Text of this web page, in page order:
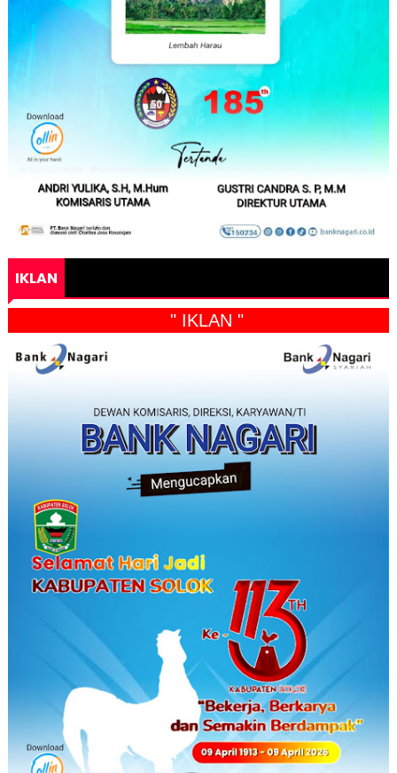
IKLAN
" IKLAN "